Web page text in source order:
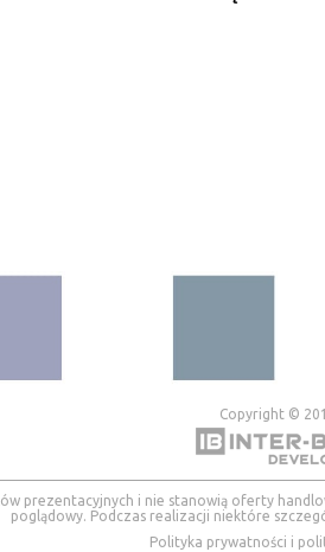
Copyright ©
prezentacyjnych i nie stanowią oferty
poglądowy. Podczas realizacji niektóre
Polityka prywatności i